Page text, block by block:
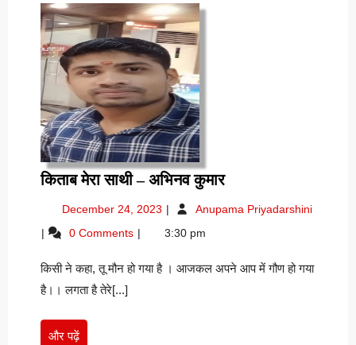
किताब मेरा साथी – अभिनव कुमारकिताब
साथी
कुमार
December 24, 2023 December
2023
Anupama Priyadarshiniकिताब
अभिनव
0 Comments 3:30 pm
किसी ने कहा, तू मौन हो गया है । आजकल अपने आप में गौण हो गया
है।। लगता है तेरे[...]
और पढ़ेंऔर